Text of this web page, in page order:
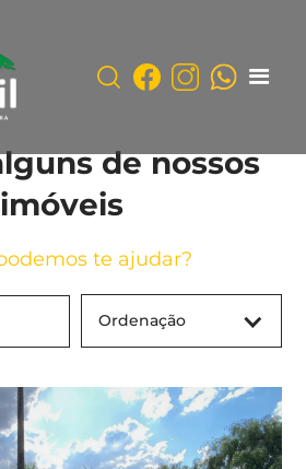
de nossos
imóveis
te ajudar?
Ordenação